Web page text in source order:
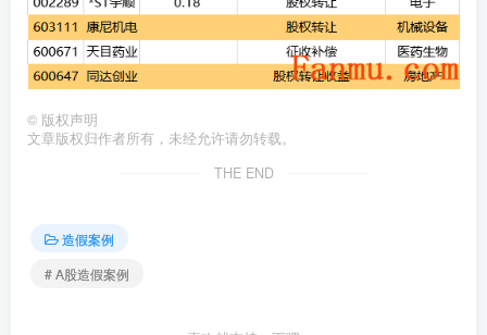
© 版权声明
文章版权归作者所有，未经允许请勿转载。
THE END
造假案例
# A股造假案例